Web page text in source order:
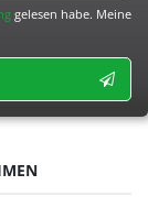
gelesen habe. Meine